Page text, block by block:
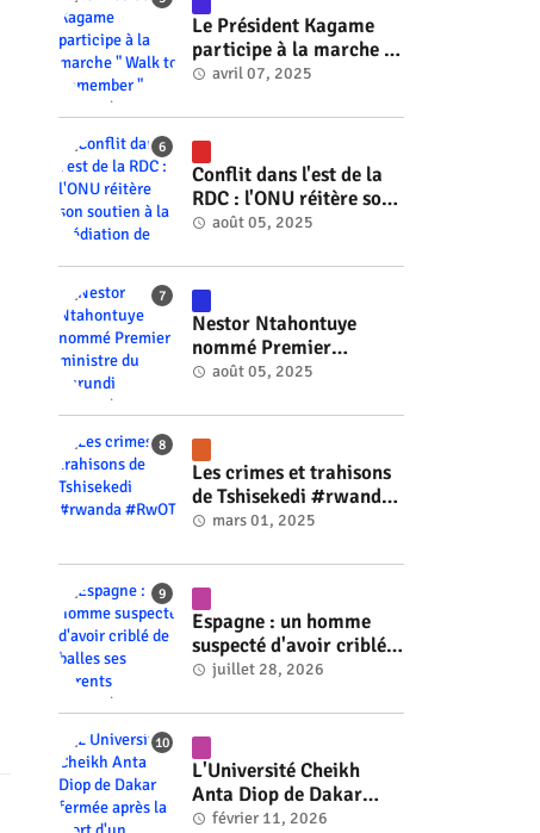
Le Président Kagame
participe à la marche "
Walk to Remember "
avril 07, 2025
Conflit dans l'est de la
RDC : l'ONU réitère son
soutien à la médiation
#rwanda #RwOT
août 05, 2025
Nestor Ntahontuye
nommé Premier
ministre du Burundi
août 05, 2025
Les crimes et trahisons
de Tshisekedi #rwanda
#RwOT
mars 01, 2025
Espagne : un homme
suspecté d'avoir criblé
de balles ses parents
juillet 28, 2026
L'Université Cheikh
Anta Diop de Dakar
fermée après la mort
février 11, 2026